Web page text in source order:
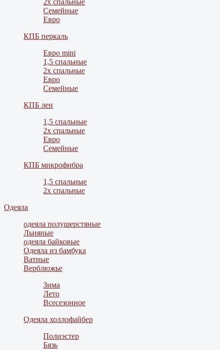
2х спальные
Семейные
Евро
КПБ перкаль
Евро mini
1,5 спальные
2х спальные
Евро
Семейные
КПБ лен
1,5 спальные
2х спальные
Евро
Семейные
КПБ микрофибра
1,5 спальные
2х спальные
Одеяла
одеяла полушерстяные
Льняные
одеяла байковые
Одеяла из бамбука
Ватные
Верблюжье
Зима
Лето
Всесезонное
Одеяла холлофайбер
Полиэстер
Бязь